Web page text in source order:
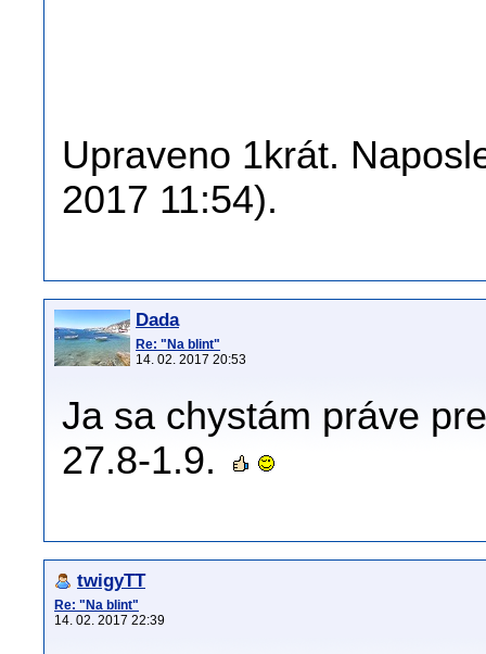
Upraveno 1krát.
2017 11:54).
Dada
Re: "Na blint"
14. 02. 2017 20:53
Ja sa chystám práve
27.8-1.9.
twigyTT
Re: "Na blint"
14. 02. 2017 22:39